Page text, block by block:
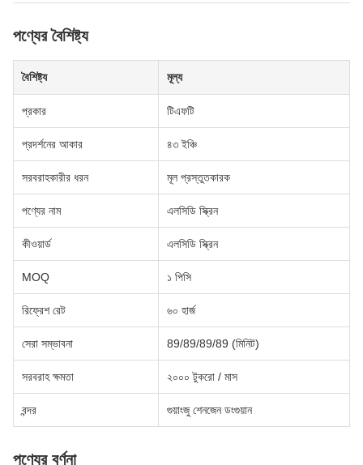
পণ্যের বৈশিষ্ট্য
বৈশিষ্ট্য মূল্য
প্রকার টিএফটি
প্রদর্শনের আকার ৪৩ ইঞ্চি
সরবরাহকারীর ধরন মূল প্রস্তুতকারক
পণ্যের নাম এলসিডি স্ক্রিন
কীওয়ার্ড এলসিডি স্ক্রিন
MOQ ১ পিসি
রিফ্রেশ রেট ৬০ হার্জ
সেরা সম্ভাবনা 89/89/89/89 (মিনিট)
সরবরাহ ক্ষমতা ২০০০ টুকরো / মাস
বন্দর গুয়াংজু শেনজেন ডংগুয়ান
পণ্যের বর্ণনা